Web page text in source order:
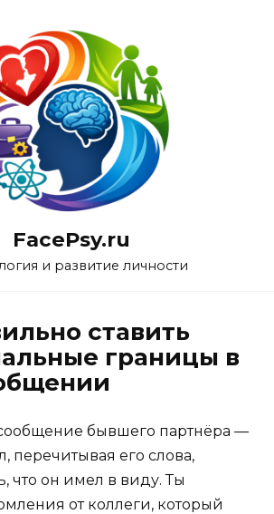
FacePsy.ru
и развитие личности
ставить
границы в
бывшего партнёра —
перечитывая его слова,
что он имел в виду. Ты
от коллеги, который